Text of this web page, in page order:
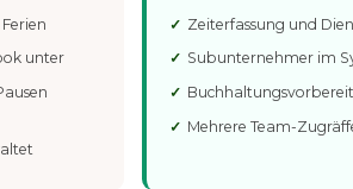
unter
Zeiterfassung und
Subunternehmer im
Mehrere Team-